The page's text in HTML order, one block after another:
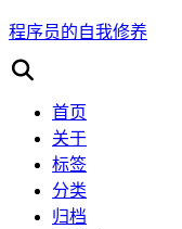
程序员的自我修养
首页
关于
标签
分类
归档